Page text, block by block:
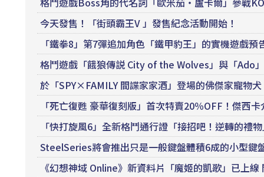
今天發售！「街頭霸王V 」發售紀念活動開始！
「鐵拳8」第7彈追加角色「鐵甲豹王」的實機遊戲
格鬥遊戲「餓狼傳説 City of the Wolves」與「Ado
於「SPY×FAMILY 間諜家家酒」登場的佛傑家寵物
「死亡復甦 豪華復刻版」首次特賣20％OFF！傑西
「快打旋風6」全新格鬥通行證「接招吧！逆轉的禮
SteelSeries將會推出只是一般鍵盤體積6成的小型
《幻想神域 Online》新資料片「魔姬的凱歌」已上